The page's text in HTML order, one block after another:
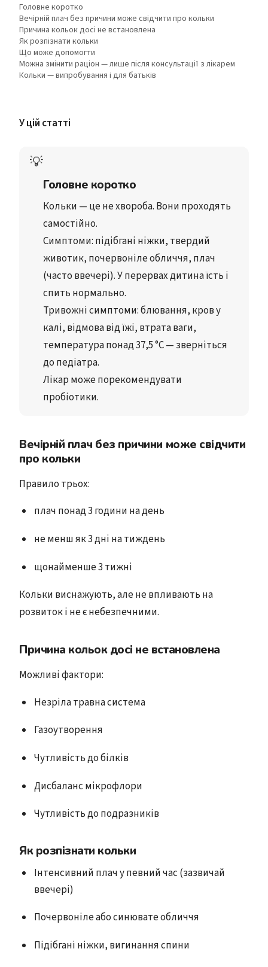
Головне коротко
Вечірній плач без причини може свідчити про кольки
Причина кольок досі не встановлена
Як розпізнати кольки
Що може допомогти
Можна змінити раціон — лише після консультації з лікарем
Кольки — випробування і для батьків
У цій статті
💡
Головне коротко
Кольки — це не хвороба. Вони проходять
самостійно.
Симптоми: підібгані ніжки, твердий
животик, почервоніле обличчя, плач
(часто ввечері). У перервах дитина їсть і
спить нормально.
Тривожні симптоми: блювання, кров у
калі, відмова від їжі, втрата ваги,
температура понад 37,5 °C — зверніться
до педіатра.
Лікар може порекомендувати
пробіотики.
Вечірній плач без причини може свідчити
про кольки
Правило трьох:
плач понад 3 години на день
не менш як 3 дні на тиждень
щонайменше 3 тижні
Кольки виснажують, але не впливають на
розвиток і не є небезпечними.
Причина кольок досі не встановлена
Можливі фактори:
Незріла травна система
Газоутворення
Чутливість до білків
Дисбаланс мікрофлори
Чутливість до подразників
Як розпізнати кольки
Інтенсивний плач у певний час (зазвичай
ввечері)
Почервоніле або синювате обличчя
Підібгані ніжки, вигинання спини